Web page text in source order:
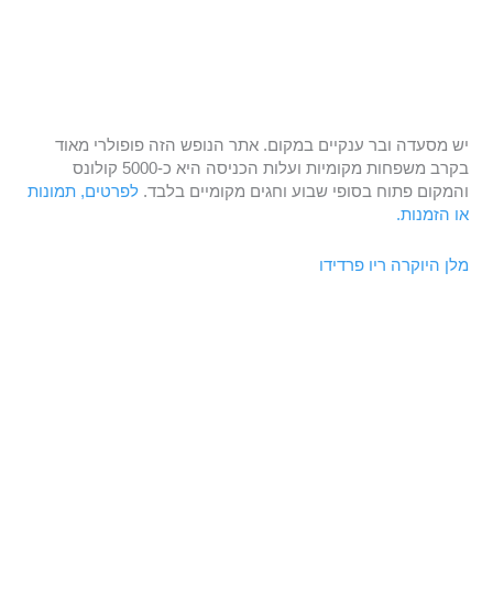
יש מסעדה ובר ענקיים במקום. אתר הנופש הזה פופולרי מאוד
בקרב משפחות מקומיות ועלות הכניסה היא כ-5000 קולונס
והמקום פתוח בסופי שבוע וחגים מקומיים בלבד.לפרטים, תמונות
או הזמנות.
מלן היוקרה ריו פרדידו